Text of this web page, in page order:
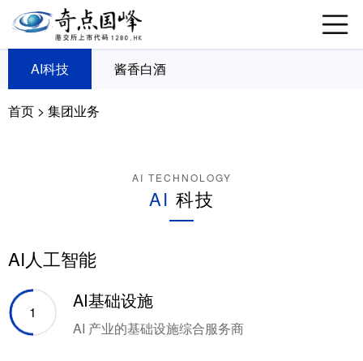
AI科技 酱香白酒
首页 > 集团业务
AI TECHNOLOGY
AI 科技
AI人工智能
1
AI基础设施
AI 产业的基础设施综合服务商